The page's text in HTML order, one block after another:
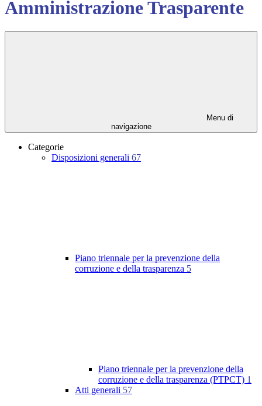
Amministrazione Trasparente
Menu di
navigazione
Categorie
Disposizioni generali 67
Piano triennale per la prevenzione della
corruzione e della trasparenza 5
Piano triennale per la prevenzione della
corruzione e della trasparenza (PTPCT) 1
Atti generali 57